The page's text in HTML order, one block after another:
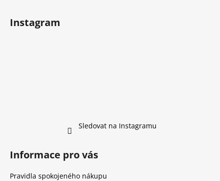
Instagram
Sledovat na Instagramu
Informace pro vás
Pravidla spokojeného nákupu